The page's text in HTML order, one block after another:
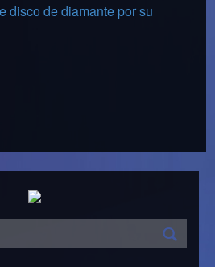
disco de diamante por su